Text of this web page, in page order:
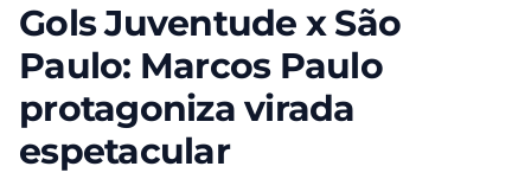
Gols Juventude x São
Paulo: Marcos Paulo
protagoniza virada
espetacular